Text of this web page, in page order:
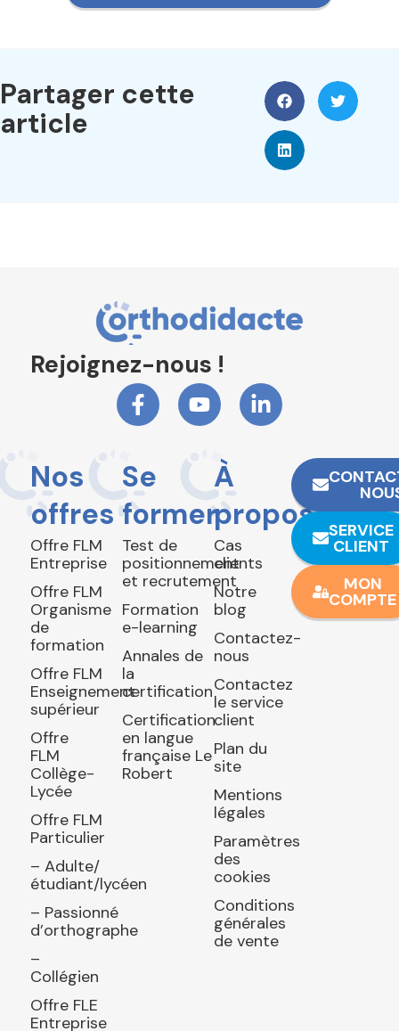
Partager cette
article
Rejoignez-nous !
Nos
offres
Offre FLM
Entreprise
Offre FLM
Organisme
de
formation
Offre FLM
Enseignement
supérieur
Offre
FLM
Collège-
Lycée
Offre FLM
Particulier
– Adulte/
étudiant/lycéen
– Passionné
d’orthographe
–
Collégien
Offre FLE
Entreprise
Se
former
Test de
positionnement
et recrutement
Formation
e-learning
Annales de
la
certification
Certification
en langue
française Le
Robert
À
propos
Cas
clients
Notre
blog
Contactez-
nous
Contactez
le service
client
Plan du
site
Mentions
légales
Paramètres
des
cookies
Conditions
générales
de vente
SERVICE
CLIENT
MON
COMPTE